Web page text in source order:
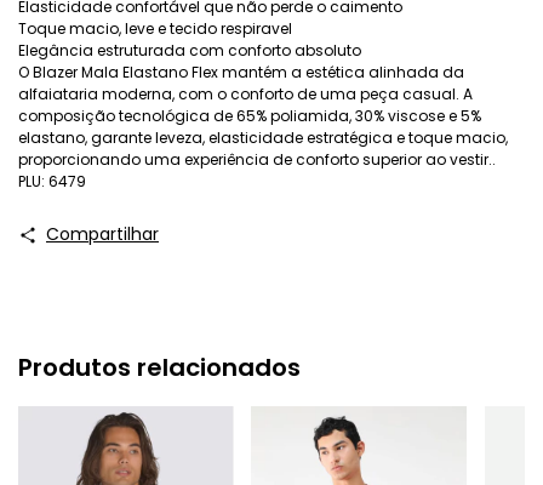
Elasticidade confortável que não perde o caimento
Toque macio, leve e tecido respiravel
Elegância estruturada com conforto absoluto
O Blazer Mala Elastano Flex mantém a estética alinhada da
alfaiataria moderna, com o conforto de uma peça casual. A
composição tecnológica de 65% poliamida, 30% viscose e 5%
elastano, garante leveza, elasticidade estratégica e toque macio,
proporcionando uma experiência de conforto superior ao vestir..
PLU: 6479
Compartilhar
Produtos relacionados